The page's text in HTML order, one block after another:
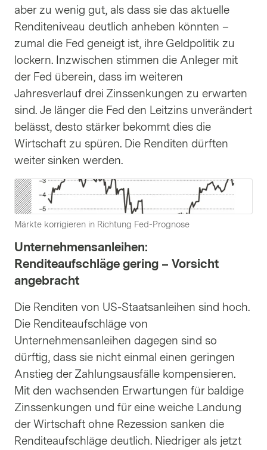
aber zu wenig gut, als dass sie das aktuelle
Renditeniveau deutlich anheben könnten –
zumal die Fed geneigt ist, ihre Geldpolitik zu
lockern. Inzwischen stimmen die Anleger mit
der Fed überein, dass im weiteren
Jahresverlauf drei Zinssenkungen zu erwarten
sind. Je länger die Fed den Leitzins unverändert
belässt, desto stärker bekommt dies die
Wirtschaft zu spüren. Die Renditen dürften
weiter sinken werden.
Märkte korrigieren in Richtung Fed-Prognose
Unternehmensanleihen:
Renditeaufschläge gering – Vorsicht
angebracht
Die Renditen von US-Staatsanleihen sind hoch.
Die Renditeaufschläge von
Unternehmensanleihen dagegen sind so
dürftig, dass sie nicht einmal einen geringen
Anstieg der Zahlungsausfälle kompensieren.
Mit den wachsenden Erwartungen für baldige
Zinssenkungen und für eine weiche Landung
der Wirtschaft ohne Rezession sanken die
Renditeaufschläge deutlich. Niedriger als jetzt